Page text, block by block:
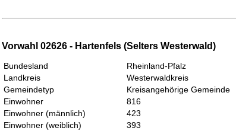
Vorwahl 02626 - Hartenfels (Selters Westerwald)
Bundesland
Rheinland-Pfalz
Landkreis
Westerwaldkreis
Gemeindetyp
Kreisangehörige Gemeinde
Einwohner
816
Einwohner (männlich)
423
Einwohner (weiblich)
393